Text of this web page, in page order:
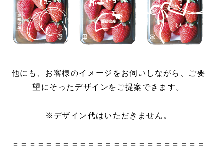
他にも、お客様のイメージをお伺いしながら、ご要
望にそったデザインをご提案できます。
※デザイン代はいただきません。
＝＝＝＝＝＝＝＝＝＝＝＝＝＝＝＝＝＝＝＝＝＝＝